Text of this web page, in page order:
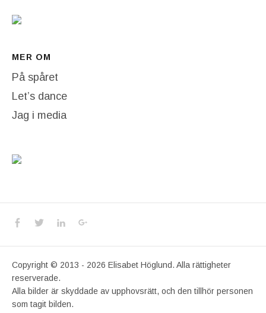
MER OM
På spåret
Let’s dance
Jag i media
Social Media Profiles
Facebook
TwitterLinkedIn
Copyright © 2013 - 2026 Elisabet Höglund. Alla rättigheter
reserverade.
Alla bilder är skyddade av upphovsrätt, och den tillhör personen
som tagit bilden.